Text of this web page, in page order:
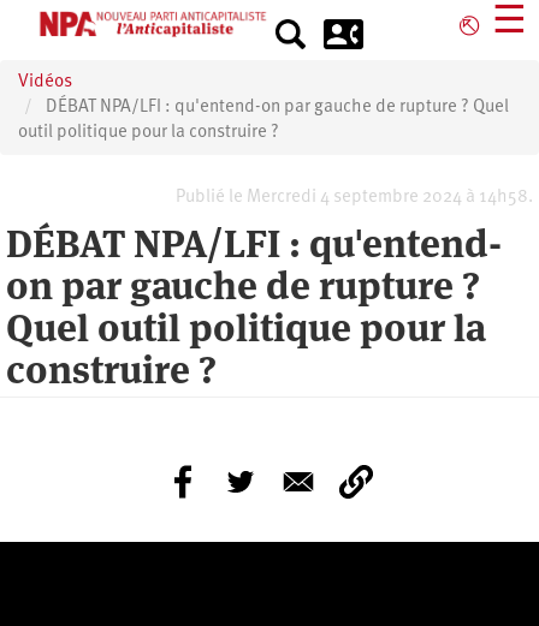
principal
⎋ ☰
Vidéos
DÉBAT NPA/LFI : qu'entend-on par gauche de rupture ? Quel
outil politique pour la construire ?
Publié le Mercredi 4 septembre 2024 à 14h58.
DÉBAT NPA/LFI : qu'entend-
on par gauche de rupture ?
Quel outil politique pour la
construire ?